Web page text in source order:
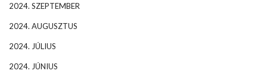
2024. SZEPTEMBER
2024. AUGUSZTUS
2024. JÚLIUS
2024. JÚNIUS